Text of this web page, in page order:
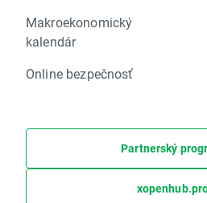
Makroekonomický
kalendár
Online bezpečnosť
Partnerský